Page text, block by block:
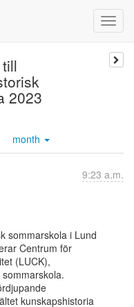
2023
month
9:23 a.m.
Centrum för
(LUCK),
kunskapshistoria